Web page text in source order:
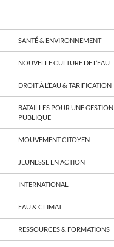
Aller
au
contenu
un réseau qui réunit citoyens et
associations autour de la
territoire français, sur tous les
économique, juridique, de la
culturel…
SANTÉ & ENVIRONNEMENT
NOUVELLE CULTURE DE L’EAU
DROIT À L’EAU & TARIFICATION
BATAILLES POUR UNE GESTION
PUBLIQUE
MOUVEMENT CITOYEN
JEUNESSE EN ACTION
INTERNATIONAL
EAU & CLIMAT
RESSOURCES & FORMATIONS